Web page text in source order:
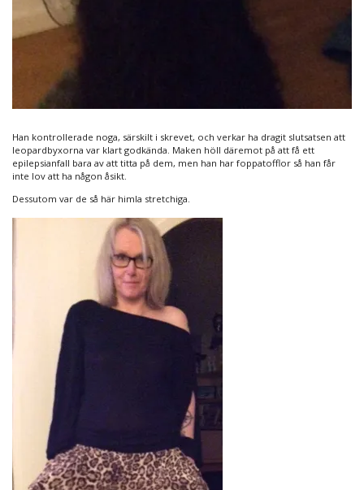
Han kontrollerade noga, särskilt i skrevet, och verkar ha dragit slutsatsen att
leopardbyxorna var klart godkända. Maken höll däremot på att få ett
epilepsianfall bara av att titta på dem, men han har foppatofflor så han får
inte lov att ha någon åsikt.
Dessutom var de så här himla stretchiga.